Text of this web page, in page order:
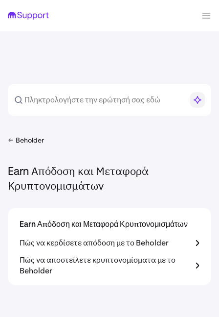
Beholder
Earn Απόδοση και Μεταφορά
Κρυπτονομισμάτων
Earn Απόδοση και Μεταφορά Κρυπτονομισμάτων
Πώς να κερδίσετε απόδοση με το Beholder
Πώς να αποστείλετε κρυπτονομίσματα με το
Beholder